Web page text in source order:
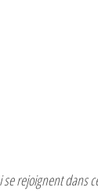
rejoignent dans